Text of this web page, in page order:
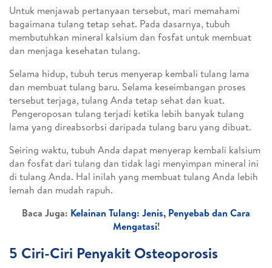
Untuk menjawab pertanyaan tersebut, mari memahami
bagaimana tulang tetap sehat. Pada dasarnya, tubuh
membutuhkan mineral kalsium dan fosfat untuk membuat
dan menjaga kesehatan tulang.
Selama hidup, tubuh terus menyerap kembali tulang lama
dan membuat tulang baru. Selama keseimbangan proses
tersebut terjaga, tulang Anda tetap sehat dan kuat.
Pengeroposan tulang terjadi ketika lebih banyak tulang
lama yang direabsorbsi daripada tulang baru yang dibuat.
Seiring waktu, tubuh Anda dapat menyerap kembali kalsium
dan fosfat dari tulang dan tidak lagi menyimpan mineral ini
di tulang Anda. Hal inilah yang membuat tulang Anda lebih
lemah dan mudah rapuh.
Baca Juga: Kelainan Tulang: Jenis, Penyebab dan Cara
Mengatasi!
5 Ciri-Ciri Penyakit Osteoporosis